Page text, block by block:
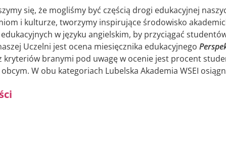
się, że mogliśmy być częścią drogi edukacyjnej
i kulturze, tworzymy inspirujące środowisko
w języku angielskim, by przyciągać
Uczelni jest ocena miesięcznika edukacyjnego
kryteriów branymi pod uwagę w ocenie jest procent
W obu kategoriach Lubelska Akademia WSEI